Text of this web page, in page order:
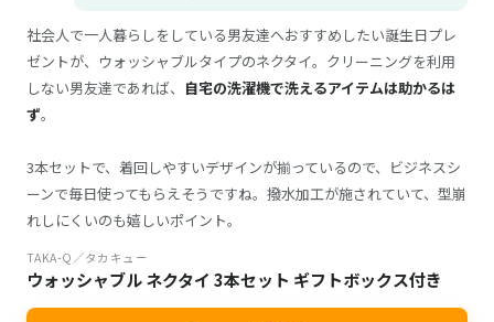
社会人で一人暮らしをしている男友達へおすすめしたい誕生日プレ
ゼントが、ウォッシャブルタイプのネクタイ。クリーニングを利用
しない男友達であれば、 自宅の洗濯機で洗えるアイテムは助かるは
ず。
3本セットで、着回しやすいデザインが揃っているので、ビジネスシ
ーンで毎日使ってもらえそうですね。撥水加工が施されていて、型崩
れしにくいのも嬉しいポイント。
TAKA-Q／タカキュー
ウォッシャブル ネクタイ 3本セット ギフトボックス付き